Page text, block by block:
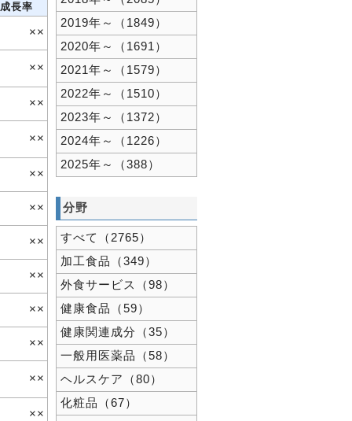
成長率
××
××
××
××
××
××
××
××
××
××
××
××
2019年～（1849）
2020年～（1691）
2021年～（1579）
2022年～（1510）
2023年～（1372）
2024年～（1226）
2025年～（388）
分野
すべて（2765）
加工食品（349）
外食サービス（98）
健康食品（59）
健康関連成分（35）
一般用医薬品（58）
ヘルスケア（80）
化粧品（67）